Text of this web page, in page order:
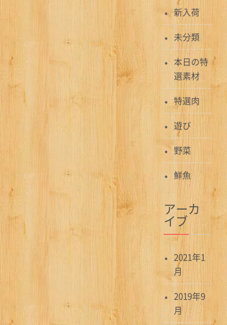
新入荷
未分類
本日の特
選素材
特選肉
遊び
野菜
鮮魚
アーカ
イブ
2021年1
月
2019年9
月